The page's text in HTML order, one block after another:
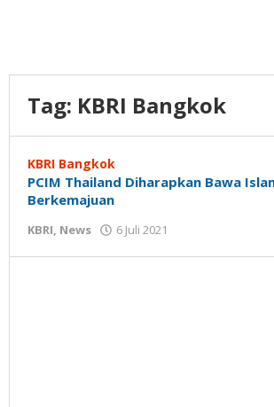
Tag: KBRI Bangkok
KBRI Bangkok
PCIM Thailand Diharapkan Bawa
Berkemajuan
KBRI, News 6 Juli 2021
Susanto